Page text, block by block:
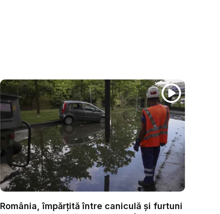
România, împărțită între caniculă și furtuni